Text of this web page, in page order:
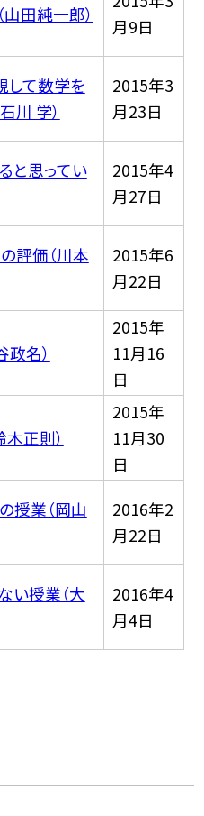
田純一郎）
月9日
して数学を
川 学）
2015年3
月23日
と思ってい
2015年4
月27日
評価（川本
2015年6
月22日
名）
2015年
11月16
日
正則）
2015年
11月30
日
授業（岡山
2016年2
月22日
い授業（大
2016年4
月4日